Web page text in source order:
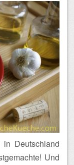
Deutschland
Und